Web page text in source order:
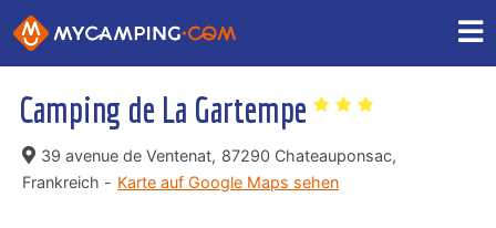
Camping de La Gartempe
39 avenue de Ventenat, 87290 Chateauponsac,
Frankreich - Karte auf Google Maps sehen